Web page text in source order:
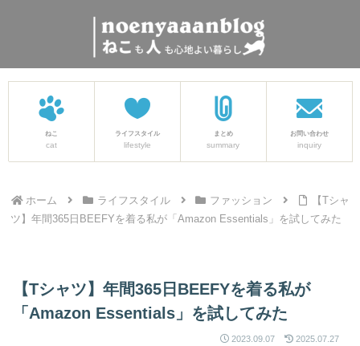
ねこ
cat
ライフスタイル
lifestyle
まとめ
summary
お問い合わせ
inquiry
ホーム ライフスタイル ファッション
【Tシャ
ツ】年間365日BEEFYを着る私が「Amazon Essentials」を試してみた
【Tシャツ】年間365日BEEFYを着る私が
「Amazon Essentials」を試してみた
2023.09.07 2025.07.27